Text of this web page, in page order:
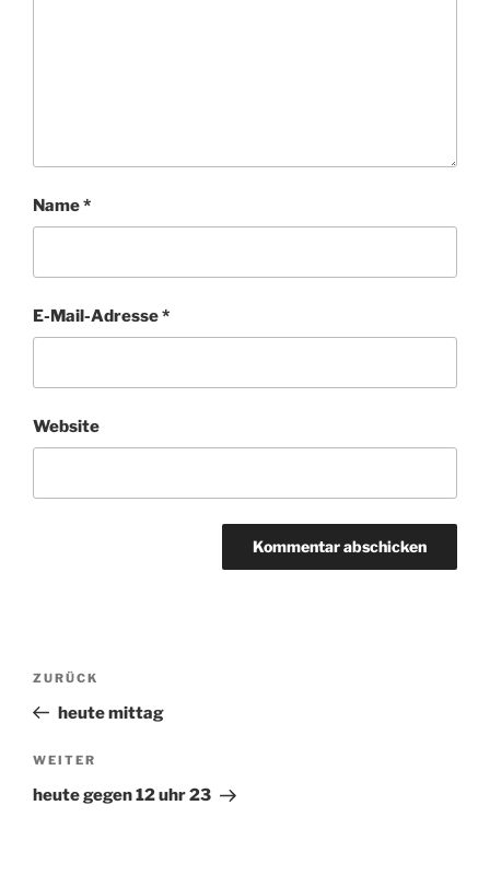
Name*
E-Mail-Adresse*
Website
Beitragsnavigation
Vorheriger
Beitrag
ZURÜCK
heute mittag
Nächster
Beitrag
WEITER
heute gegen 12 uhr 23